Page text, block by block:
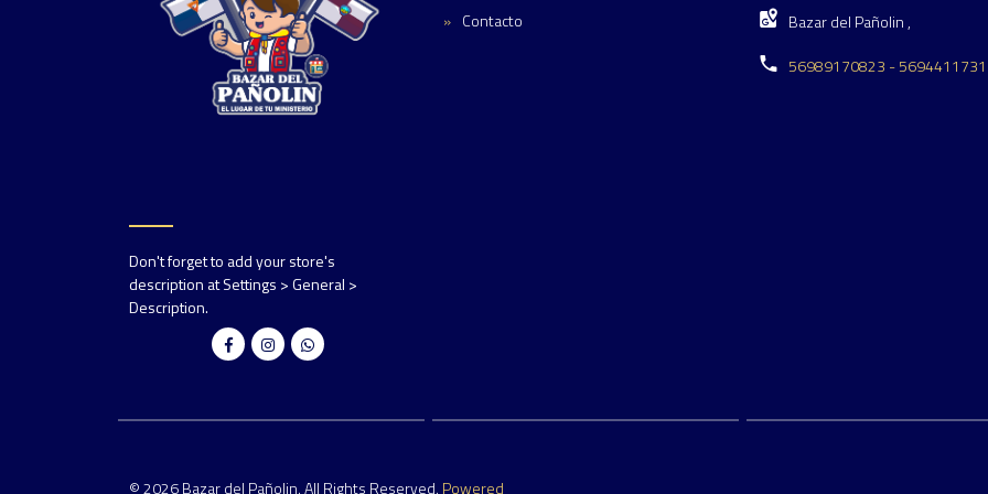
Don't forget to add your store's
description at Settings > General >
Description.
Contacto
Bazar del Pañolin ,
56989170823 -
© 2026 Bazar del Pañolin. All Rights Reserved. Powered